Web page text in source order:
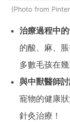
Photo from
治療過程中的
的酸、麻、
多數毛孩在
與中獸醫師
寵物的健康
針灸治療！